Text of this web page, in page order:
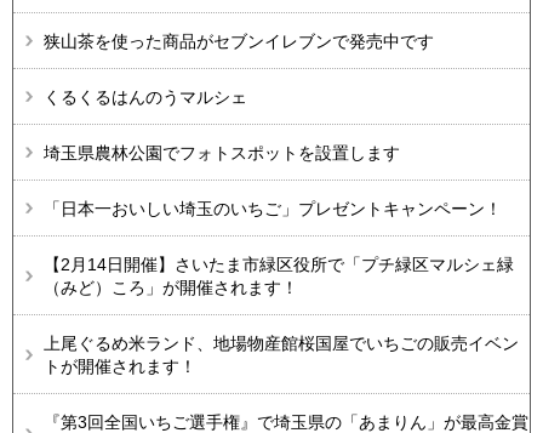
狭山茶を使った商品がセブンイレブンで発売中です
くるくるはんのうマルシェ
埼玉県農林公園でフォトスポットを設置します
「日本一おいしい埼玉のいちご」プレゼントキャンペーン！
【2月14日開催】さいたま市緑区役所で「プチ緑区マルシェ緑
（みど）ころ」が開催されます！
上尾ぐるめ米ランド、地場物産館桜国屋でいちごの販売イベン
トが開催されます！
『第3回全国いちご選手権』で埼玉県の「あまりん」が最高金賞